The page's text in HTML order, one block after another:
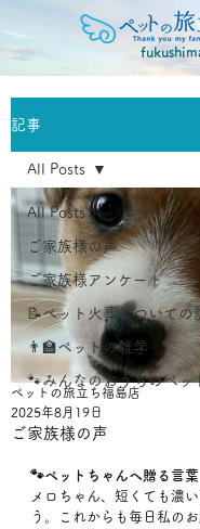
記事
All Posts
ご家族様の声
ご家族様アンケート
📝ペット火葬についての
👨‍🏫ペットの雑学
🐾みんなのおうちのペッ
All Posts
ご家族様の声
ペットの旅立ち福島店
2025年8月19日
🐾ペットちゃんへ贈る言葉
メロちゃん、短くても濃
う。これからも毎日私の